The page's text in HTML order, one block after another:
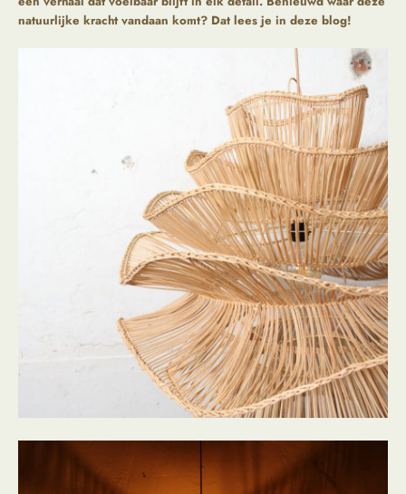
natuurlijke kracht vandaan komt? Dat lees je in deze blog!